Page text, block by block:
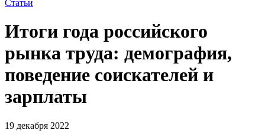
Статьи
Итоги года российского
рынка труда: демография,
поведение соискателей и
зарплаты
19 декабря 2022